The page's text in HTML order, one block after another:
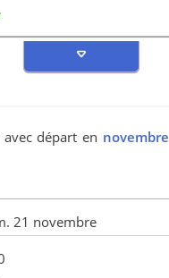
départ en novembre
21 novembre